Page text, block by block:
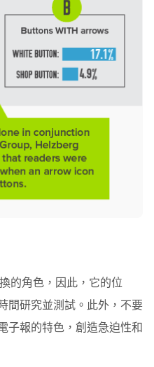
的角色，因此，它的位
間研究並測試。此外，不要
子報的特色，創造急迫性和